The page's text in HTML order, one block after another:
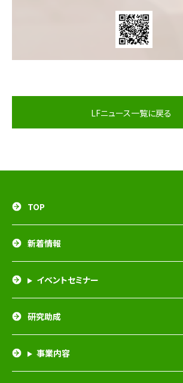
LFニュース一覧に戻る
TOP
新着情報
イベントセミナー
研究助成
事業内容